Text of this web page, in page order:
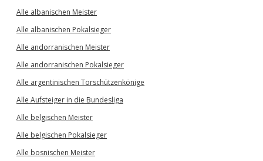
Alle albanischen Meister
Alle albanischen Pokalsieger
Alle andorranischen Meister
Alle andorranischen Pokalsieger
Alle argentinischen Torschützenkönige
Alle Aufsteiger in die Bundesliga
Alle belgischen Meister
Alle belgischen Pokalsieger
Alle bosnischen Meister